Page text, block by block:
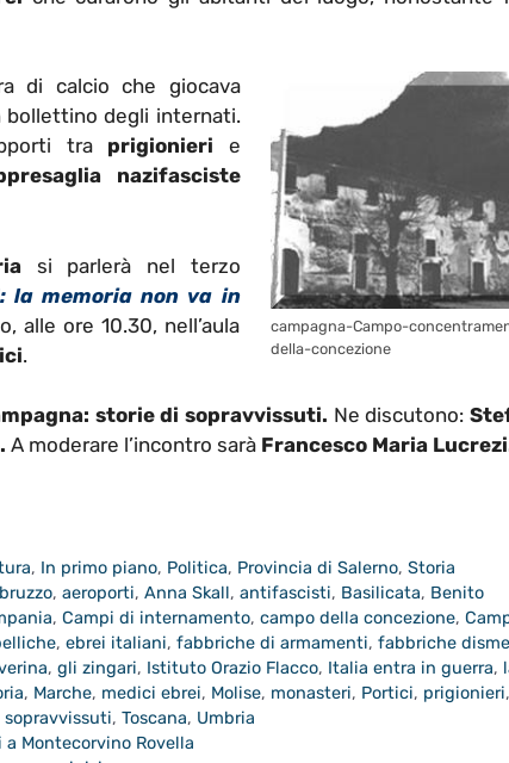
campagna-Campo-
della-concezione
di calcio che giocava
bollettino degli internati.
tra prigionieri e
nazifasciste
si parlerà nel terzo
la memoria non va in
alle ore 10.30, nell’aula
.
storie di sopravvissuti. Ne discutono:
A moderare l’incontro sarà Francesco Maria
, In primo piano, Politica, Provincia di Salerno,Storia
,aeroporti,Anna Skall,antifascisti, Basilicata, Benito
, Campi di internamento, campo della concezione,
, ebrei italiani, fabbriche di armamenti, fabbriche
, gli zingari, Istituto Orazio Flacco, Italia entra in guerra,
, Marche, medici ebrei, Molise, monasteri, Portici, prigionieri,
, Toscana, Umbria
Montecorvino Rovella